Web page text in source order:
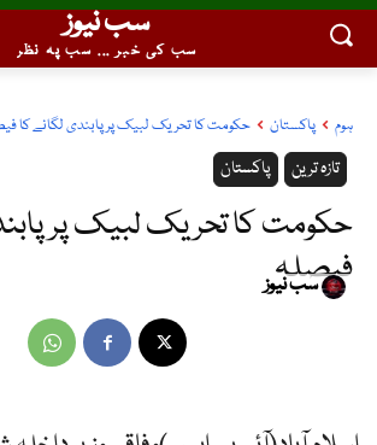
سب نیوز
سب کی خبر ... سب پہ نظر
ہوم پاکستان حکومت کا تحریک لبیک پر پابندی لگانے کا
پاکستان تازہ ترین
حکومت کا تحریک لبیک پر
فیصلہ
سب نیوز